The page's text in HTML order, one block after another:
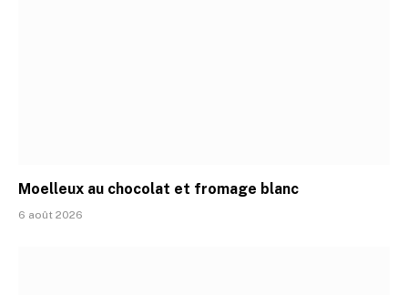
Moelleux au chocolat et fromage blanc
6 août 2026